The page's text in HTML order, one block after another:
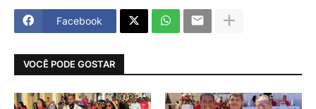
Facebook
VOCÊ PODE GOSTAR